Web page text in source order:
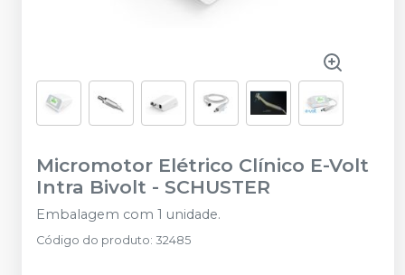
Micromotor Elétrico Clínico E-Volt
Intra Bivolt - SCHUSTER
Embalagem com 1 unidade.
Código do produto: 32485